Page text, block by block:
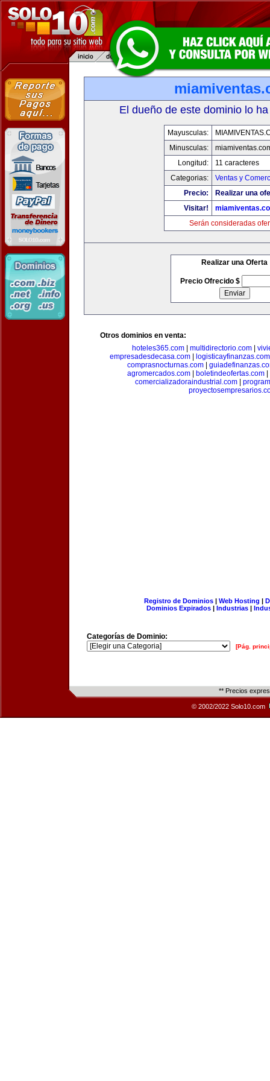
El dueño de este dominio lo
Mayusculas:
Minusculas:
Longitud:
11 caracteres
Categorias:
Ventas y
Precio:
Realizar una
Visitar!
Serán consideradas
Realizar una Oferta
Precio Ofrecido $
Otros dominios en venta:
hoteles365.com
multidirectorio.com
empresadesdecasa.com
logisticayfinanzas.com
comprasnocturnas.com
agromercados.com
boletindeofertas.com
comercializadoraindustrial.com
Registro de Dominios| Web Hosting |
Dominios Expirados | Industrias |
Categorías de Dominio:
[Pág.
** Precios
© 2002/2022 Solo10.com